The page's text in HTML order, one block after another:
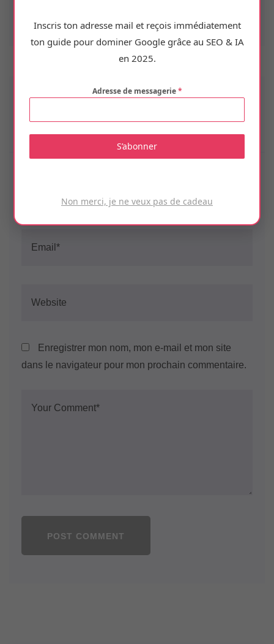
Enregistrer mon nom, mon e-mail et mon site
dans le navigateur pour mon prochain commentaire.
POST COMMENT
Inscris ton adresse mail et reçois immédiatement
ton guide pour dominer Google grâce au SEO & IA
en 2025.
Adresse de messagerie*
S’abonner
Non merci, je ne veux pas de cadeau